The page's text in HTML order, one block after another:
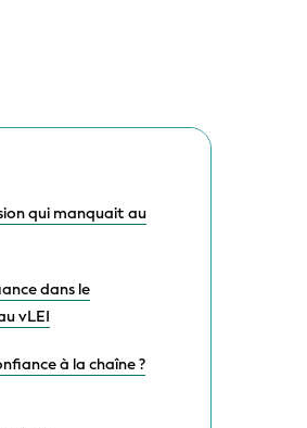
– Le LEI dans la
règle conjointe
- Le Royaume-Uni